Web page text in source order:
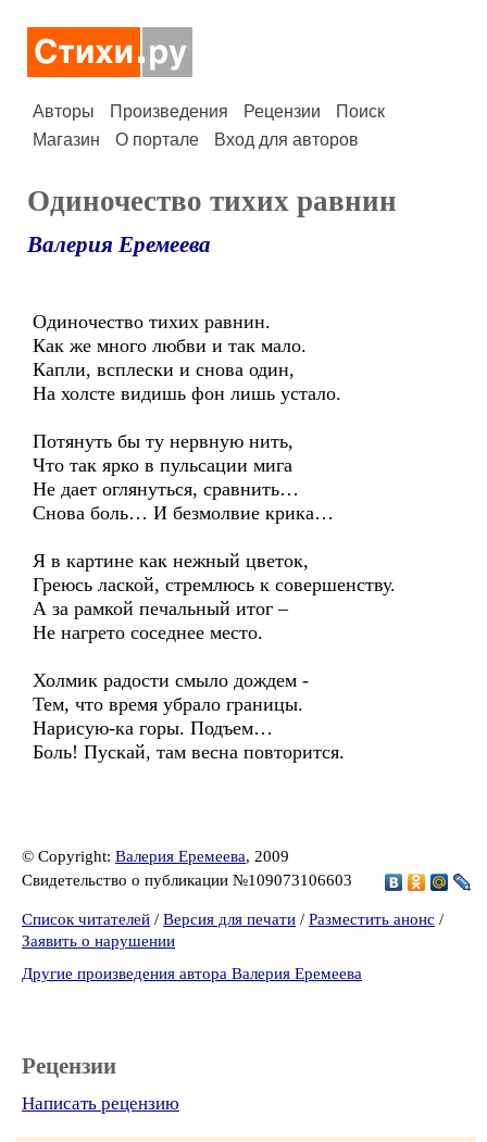
Авторы Произведения Рецензии
Поиск
Магазин
О портале Вход для авторов
Одиночество тихих равнин
Валерия Еремеева
Одиночество тихих равнин.
Как же много любви и так мало.
Капли, всплески и снова один,
На холсте видишь фон лишь устало.
Потянуть бы ту нервную нить,
Что так ярко в пульсации мига
Не дает оглянуться, сравнить…
Снова боль… И безмолвие крика…
Я в картине как нежный цветок,
Греюсь лаской, стремлюсь к совершенству.
А за рамкой печальный итог –
Не нагрето соседнее место.
Холмик радости смыло дождем -
Тем, что время убрало границы.
Нарисую-ка горы. Подъем…
Боль! Пускай, там весна повторится.
© Copyright: Валерия Еремеева, 2009
Свидетельство о публикации №109073106603
Список читателей / Версия для печати / Разместить анонс /
Заявить о нарушении
Другие произведения автора Валерия Еремеева
Рецензии
Написать рецензию